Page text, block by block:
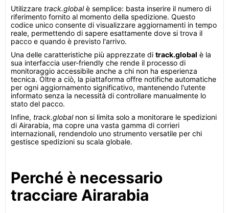
Utilizzare track.globalè semplice: basta inserire il numero di
riferimento fornito al momento della spedizione. Questo
codice unico consente di visualizzare aggiornamenti in tempo
reale, permettendo di sapere esattamente dove si trova il
pacco e quando è previsto l'arrivo.
Una delle caratteristiche più apprezzate di track.global è la
sua interfaccia user-friendly che rende il processo di
monitoraggio accessibile anche a chi non ha esperienza
tecnica. Oltre a ciò, la piattaforma offre notifiche automatiche
per ogni aggiornamento significativo, mantenendo l'utente
informato senza la necessità di controllare manualmente lo
stato del pacco.
Infine, track.globalnon si limita solo a monitorare le spedizioni
di Airarabia, ma copre una vasta gamma di corrieri
internazionali, rendendolo uno strumento versatile per chi
gestisce spedizioni su scala globale.
Perché è necessario
tracciare Airarabia